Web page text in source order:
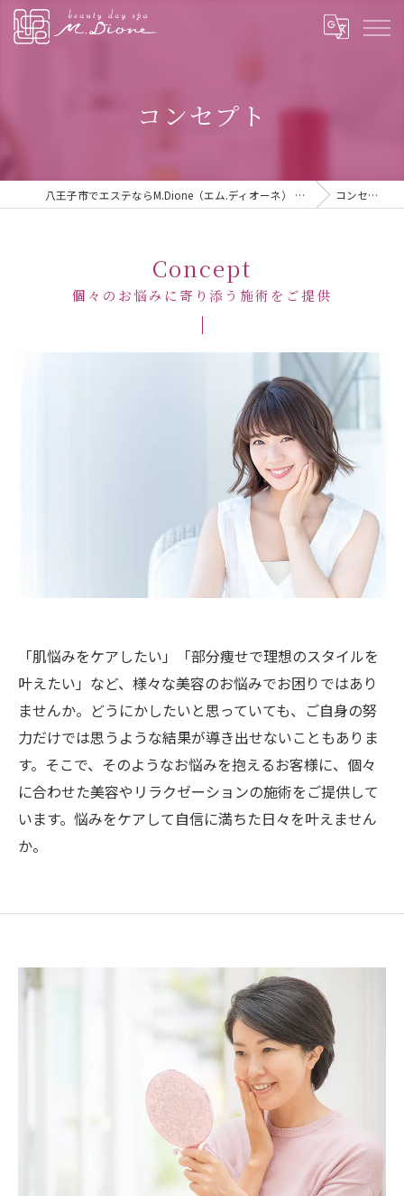
コンセプト
八王子市でエステならM.Dione（エム.ディオーネ） 八王子 コンセプト
個々のお悩みに寄り添う施術をご提供
Concept
「肌悩みをケアしたい」「部分痩せで理想のスタイルを
叶えたい」など、様々な美容のお悩みでお困りではあり
ませんか。どうにかしたいと思っていても、ご自身の努
力だけでは思うような結果が導き出せないこともありま
す。そこで、そのようなお悩みを抱えるお客様に、個々
に合わせた美容やリラクゼーションの施術をご提供して
います。悩みをケアして自信に満ちた日々を叶えません
か。